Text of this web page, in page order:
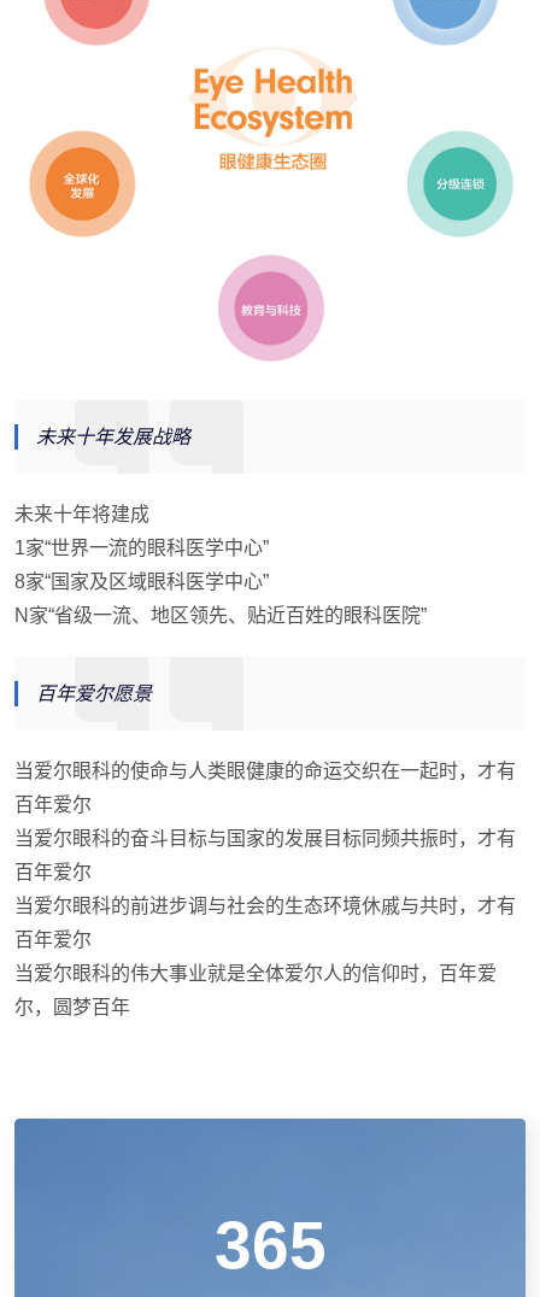
未来十年发展战略
未来十年将建成
1家“世界一流的眼科医学中心”
8家“国家及区域眼科医学中心”
N家“省级一流、地区领先、贴近百姓的眼科医院”
百年爱尔愿景
当爱尔眼科的使命与人类眼健康的命运交织在一起时，才有
百年爱尔
当爱尔眼科的奋斗目标与国家的发展目标同频共振时，才有
百年爱尔
当爱尔眼科的前进步调与社会的生态环境休戚与共时，才有
百年爱尔
当爱尔眼科的伟大事业就是全体爱尔人的信仰时，百年爱
尔，圆梦百年
365